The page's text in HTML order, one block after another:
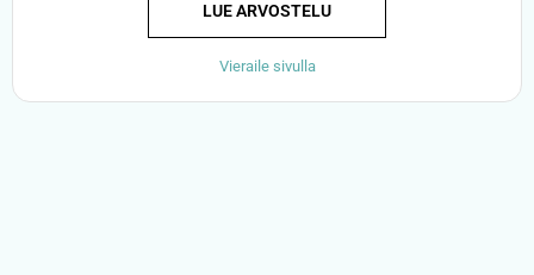
LUE ARVOSTELU
Vieraile sivulla